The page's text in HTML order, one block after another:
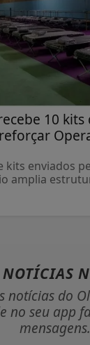
10
kits enviados
amplia
NOTÍCIAS
notícias do
no seu app
mensagens.